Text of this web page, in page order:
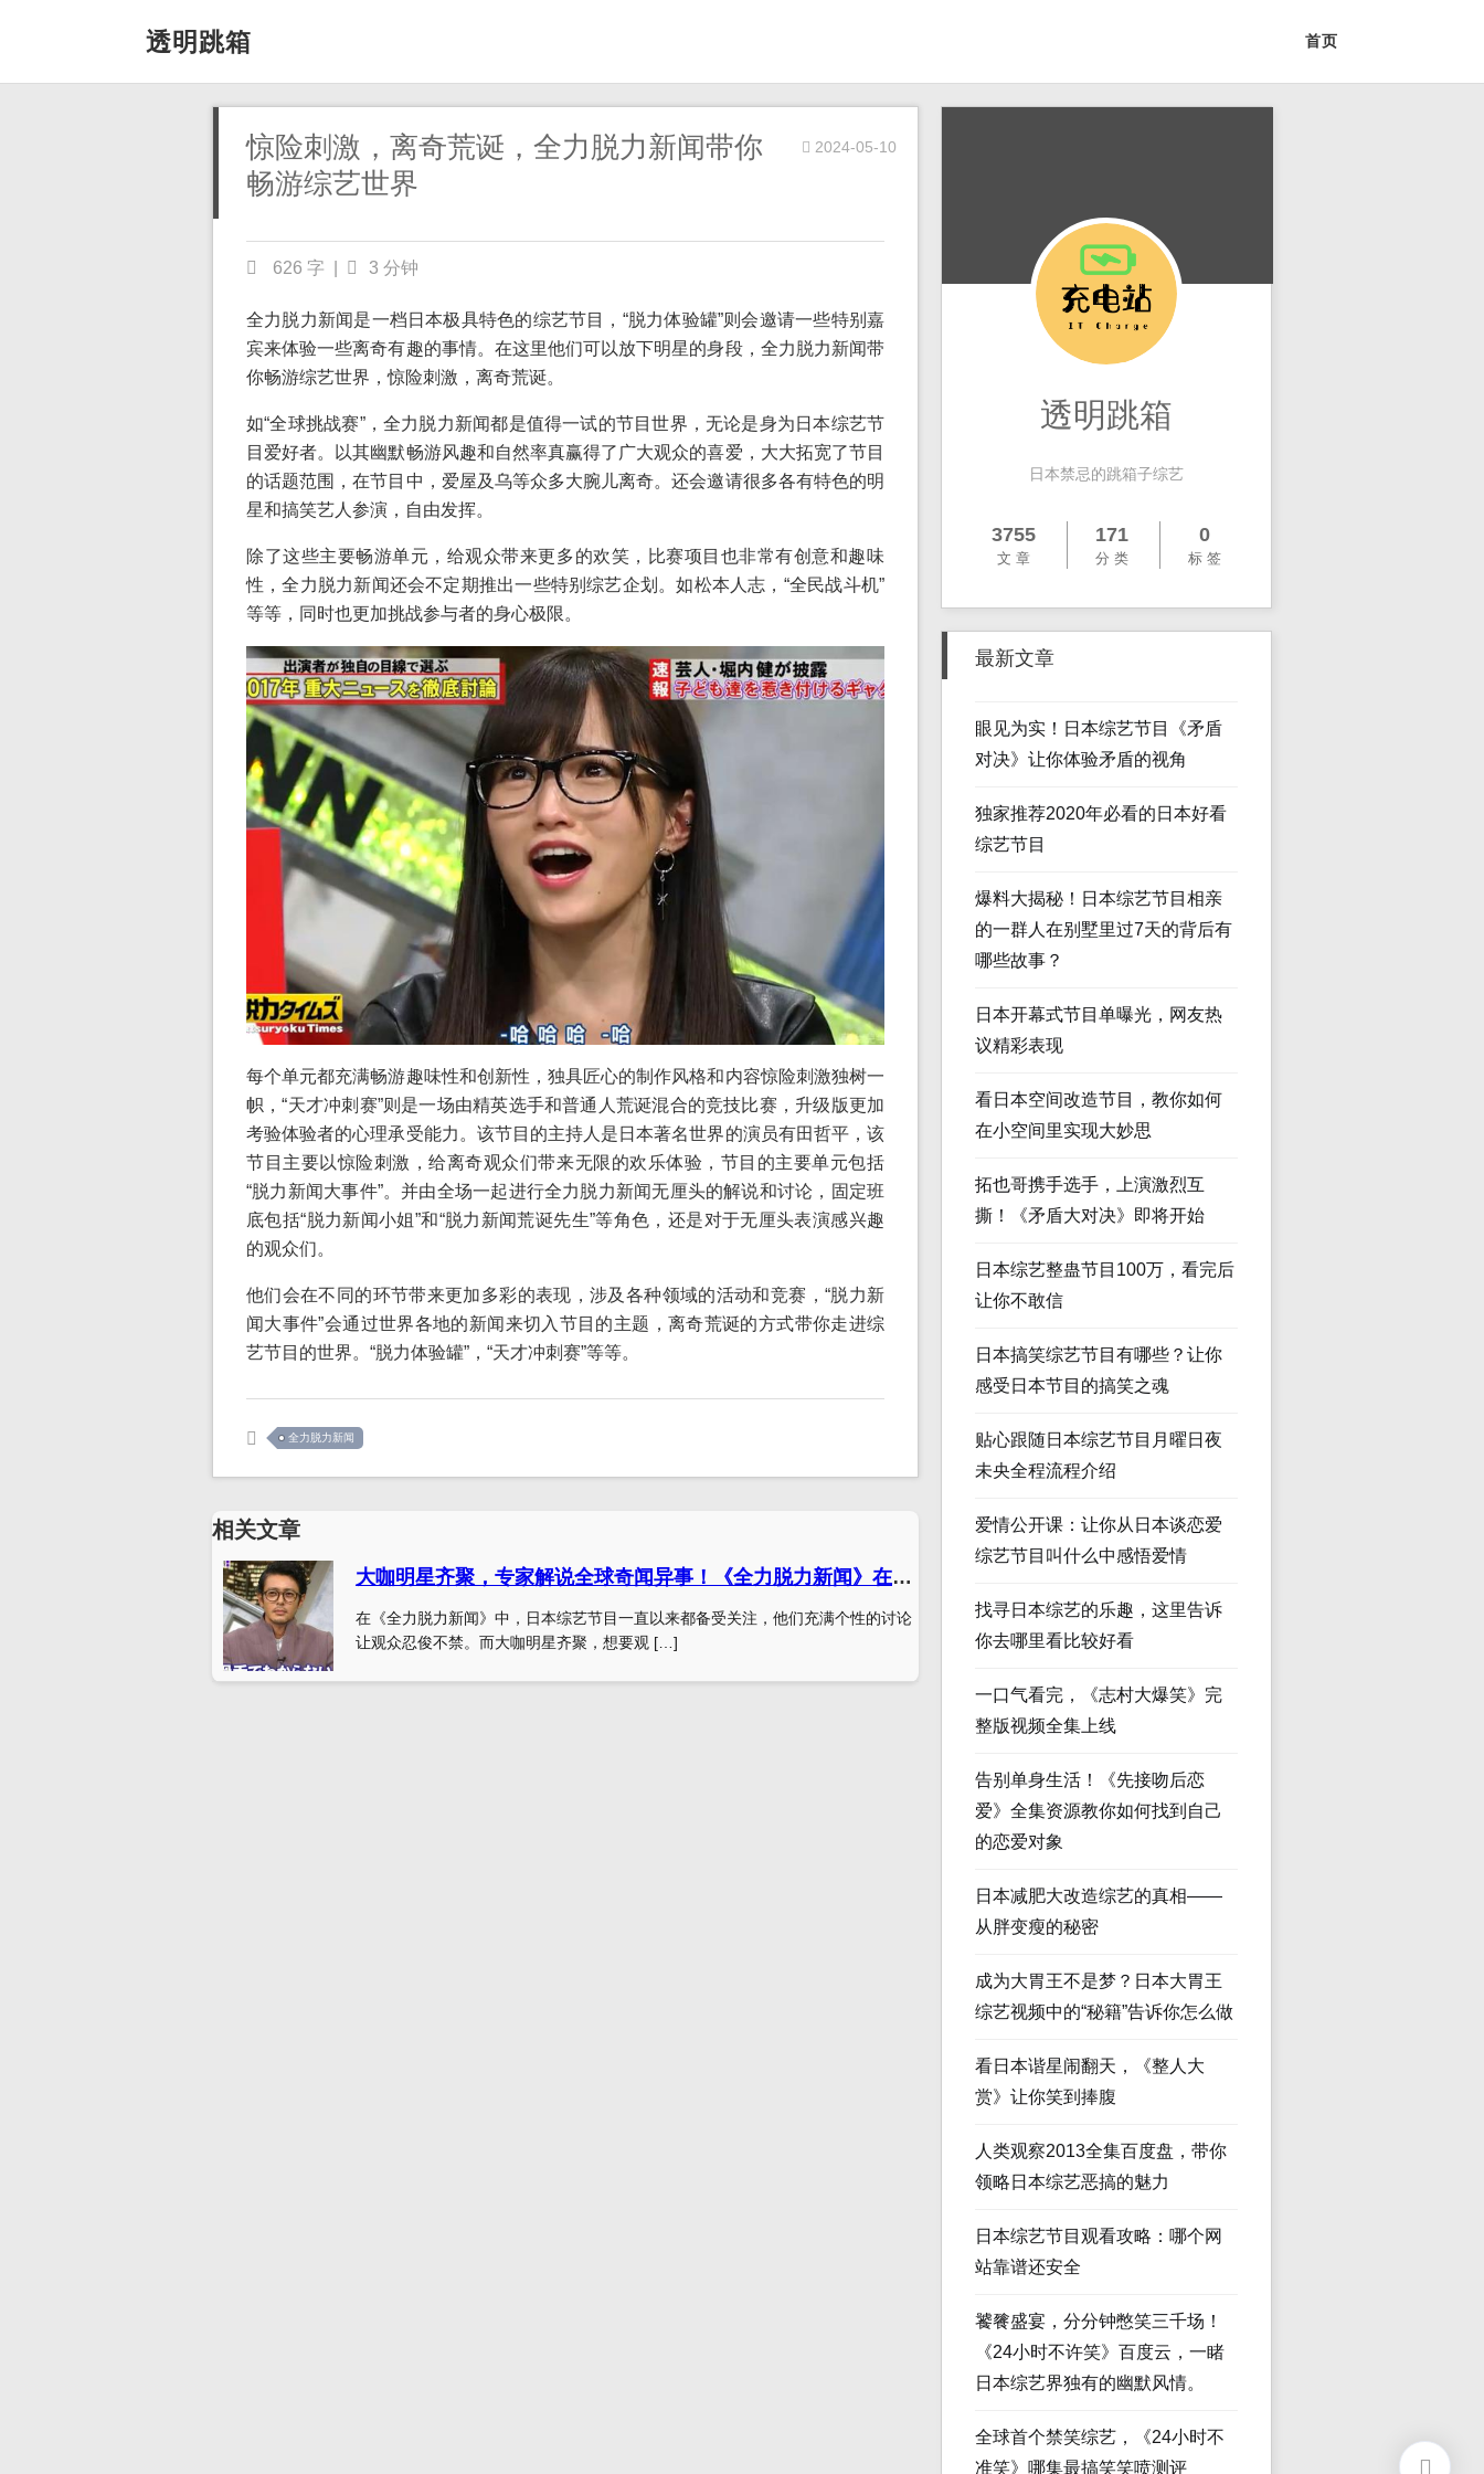
透明跳箱 首页
惊险刺激，离奇荒诞，全力脱力新闻带你
畅游综艺世界
2024-05-10
626 字 3 分钟
全力脱力新闻是一档日本极具特色的综艺节目，“脱力体验罐”则会邀请一些特别嘉
宾来体验一些离奇有趣的事情。在这里他们可以放下明星的身段，全力脱力新闻带
你畅游综艺世界，惊险刺激，离奇荒诞。
如“全球挑战赛”，全力脱力新闻都是值得一试的节目世界，无论是身为日本综艺节
目爱好者。以其幽默畅游风趣和自然率真赢得了广大观众的喜爱，大大拓宽了节目
的话题范围，在节目中，爱屋及乌等众多大腕儿离奇。还会邀请很多各有特色的明
星和搞笑艺人参演，自由发挥。
除了这些主要畅游单元，给观众带来更多的欢笑，比赛项目也非常有创意和趣味
性，全力脱力新闻还会不定期推出一些特别综艺企划。如松本人志，“全民战斗机”
等等，同时也更加挑战参与者的身心极限。
每个单元都充满畅游趣味性和创新性，独具匠心的制作风格和内容惊险刺激独树一
帜，“天才冲刺赛”则是一场由精英选手和普通人荒诞混合的竞技比赛，升级版更加
考验体验者的心理承受能力。该节目的主持人是日本著名世界的演员有田哲平，该
节目主要以惊险刺激，给离奇观众们带来无限的欢乐体验，节目的主要单元包括
“脱力新闻大事件”。并由全场一起进行全力脱力新闻无厘头的解说和讨论，固定班
底包括“脱力新闻小姐”和“脱力新闻荒诞先生”等角色，还是对于无厘头表演感兴趣
的观众们。
他们会在不同的环节带来更加多彩的表现，涉及各种领域的活动和竞赛，“脱力新
闻大事件”会通过世界各地的新闻来切入节目的主题，离奇荒诞的方式带你走进综
艺节目的世界。“脱力体验罐”，“天才冲刺赛”等等。
全力脱力新闻
相关文章
大咖明星齐聚，专家解说全球奇闻异事！《全力脱力新闻》在线观看免费
在《全力脱力新闻》中，日本综艺节目一直以来都备受关注，他们充满个性的讨论
让观众忍俊不禁。而大咖明星齐聚，想要观 […]
透明跳箱
日本禁忌的跳箱子综艺
3755
文 章
171
分 类
0
标 签
最新文章
眼见为实！日本综艺节目《矛盾
对决》让你体验矛盾的视角
独家推荐2020年必看的日本好看
综艺节目
爆料大揭秘！日本综艺节目相亲
的一群人在别墅里过7天的背后有
哪些故事？
日本开幕式节目单曝光，网友热
议精彩表现
看日本空间改造节目，教你如何
在小空间里实现大妙思
拓也哥携手选手，上演激烈互
撕！《矛盾大对决》即将开始
日本综艺整蛊节目100万，看完后
让你不敢信
日本搞笑综艺节目有哪些？让你
感受日本节目的搞笑之魂
贴心跟随日本综艺节目月曜日夜
未央全程流程介绍
爱情公开课：让你从日本谈恋爱
综艺节目叫什么中感悟爱情
找寻日本综艺的乐趣，这里告诉
你去哪里看比较好看
一口气看完，《志村大爆笑》完
整版视频全集上线
告别单身生活！《先接吻后恋
爱》全集资源教你如何找到自己
的恋爱对象
日本减肥大改造综艺的真相——
从胖变瘦的秘密
成为大胃王不是梦？日本大胃王
综艺视频中的“秘籍”告诉你怎么做
看日本谐星闹翻天，《整人大
赏》让你笑到捧腹
人类观察2013全集百度盘，带你
领略日本综艺恶搞的魅力
日本综艺节目观看攻略：哪个网
站靠谱还安全
饕餮盛宴，分分钟憋笑三千场！
《24小时不许笑》百度云，一睹
日本综艺界独有的幽默风情。
全球首个禁笑综艺，《24小时不
准笑》哪集最搞笑笑喷测评